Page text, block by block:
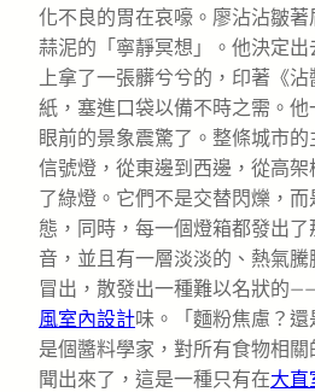
化不良的胃在哀嚎。廖沾沾皺
蒜泥的「寧靜冥想」。他決定
上拿了一張髒兮兮的，印著《
紙，塞進口袋以備不時之需。
眼前的景象震驚了。整條城市
信號燈，從東邊到西邊，從高
了綠燈。它們不是交替閃爍，
態，同時，每一個燈箱都發出
音，並且有一層淡淡的、熱氣
冒出，散發出一種難以名狀的
風室內設計味。「麵粉焦慮？
是個醬料學家，對所有食物相
聞出來了，這是一種只有在大直